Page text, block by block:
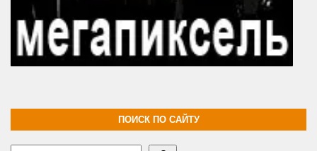
ПОИСК ПО САЙТУ